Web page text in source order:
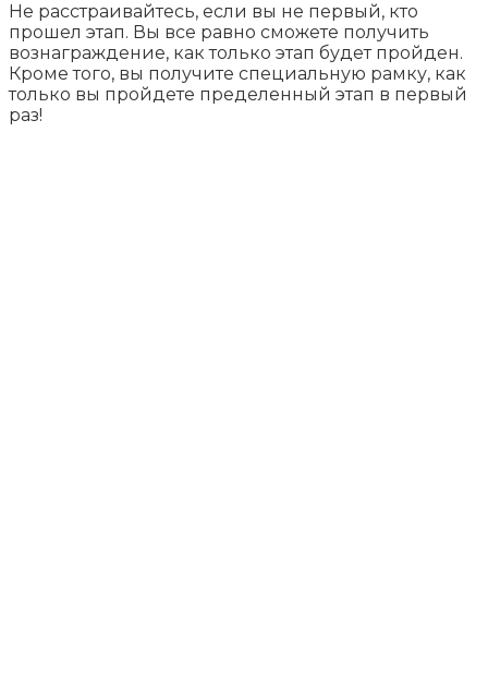
Не расстраивайтесь, если вы не первый, кто
прошел этап. Вы все равно сможете получить
вознаграждение, как только этап будет пройден.
Кроме того, вы получите специальную рамку, как
только вы пройдете пределенный этап в первый
раз!